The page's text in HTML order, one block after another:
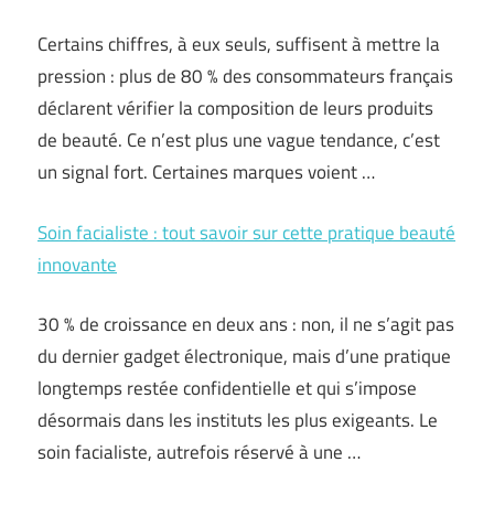
Certains chiffres, à eux seuls, suffisent à mettre la
pression : plus de 80 % des consommateurs français
déclarent vérifier la composition de leurs produits
de beauté. Ce n’est plus une vague tendance, c’est
un signal fort. Certaines marques voient …
Soin facialiste : tout savoir sur cette pratique beauté
innovante
30 % de croissance en deux ans : non, il ne s’agit pas
du dernier gadget électronique, mais d’une pratique
longtemps restée confidentielle et qui s’impose
désormais dans les instituts les plus exigeants. Le
soin facialiste, autrefois réservé à une …